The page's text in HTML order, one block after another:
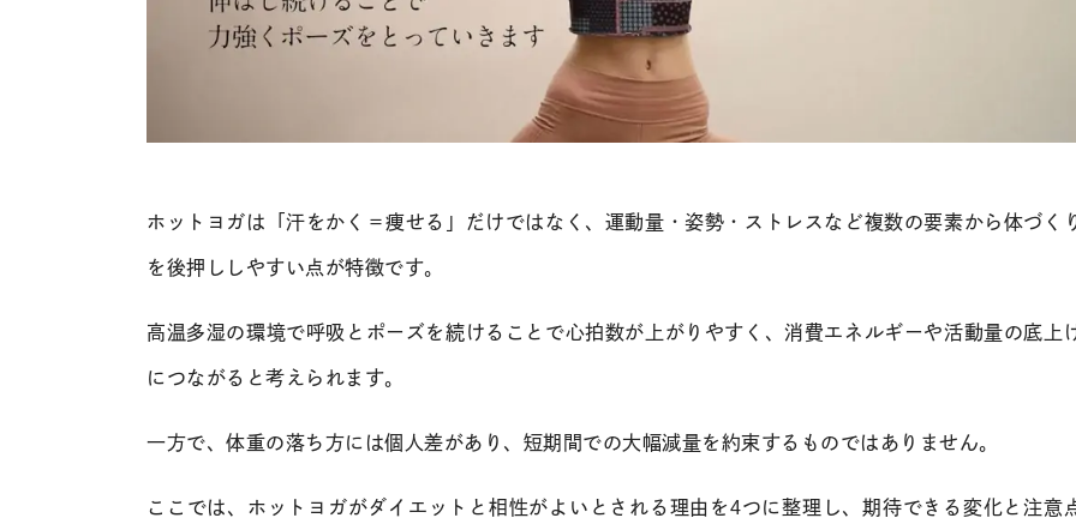
ホットヨガは「汗をかく＝痩せる」だけではなく、運動量・姿勢・ストレスなど複数の要素から体づく
を後押ししやすい点が特徴です。
高温多湿の環境で呼吸とポーズを続けることで心拍数が上がりやすく、消費エネルギーや活動量の底上
につながると考えられます。
一方で、体重の落ち方には個人差があり、短期間での大幅減量を約束するものではありません。
ここでは、ホットヨガがダイエットと相性がよいとされる理由を4つに整理し、期待できる変化と注意